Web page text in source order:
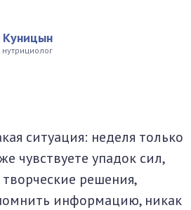
Куницын
ситуация: неделя только
чувствуете упадок сил,
решения,
информацию, никак